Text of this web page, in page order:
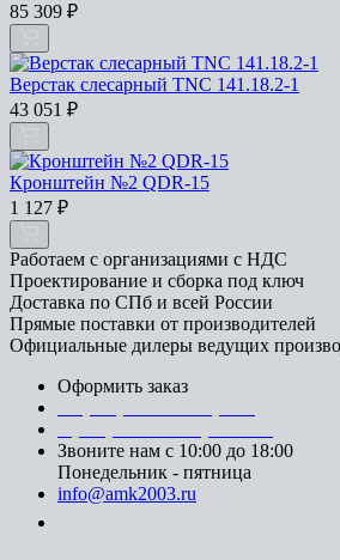
85 309 ₽
Верстак слесарный TNC 141.18.2-1
43 051 ₽
Кронштейн №2 QDR-15
1 127 ₽
Работаем с организациями с НДС
Проектирование и сборка под ключ
Доставка по СПб и всей России
Прямые поставки от производителей
Официальные дилеры ведущих
Оформить заказ
Звоните нам с 10:00 до 18:00
Понедельник - пятница
info@amk2003.ru